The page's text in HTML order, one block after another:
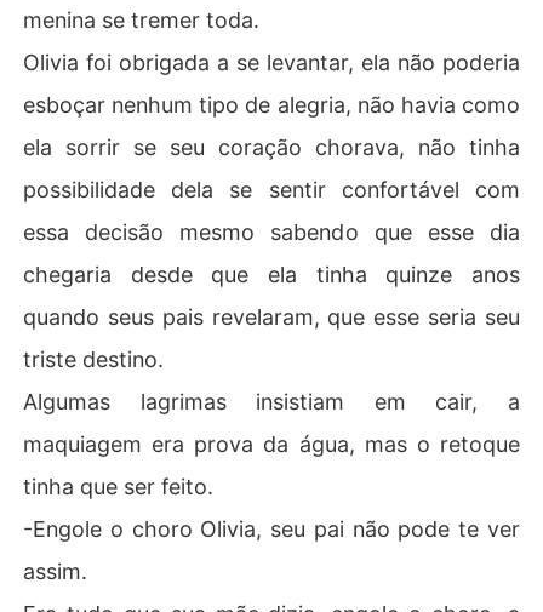
menina se tremer toda.
Olivia foi obrigada a se levantar, ela não poderia
esboçar nenhum tipo de alegria, não havia como
ela sorrir se seu coração chorava, não tinha
possibilidade dela se sentir confortável com
essa decisão mesmo sabendo que esse dia
chegaria desde que ela tinha quinze anos
quando seus pais revelaram, que esse seria seu
triste destino.
Algumas lagrimas insistiam em cair, a
maquiagem era prova da água, mas o retoque
tinha que ser feito.
-Engole o choro Olivia, seu pai não pode te ver
assim.